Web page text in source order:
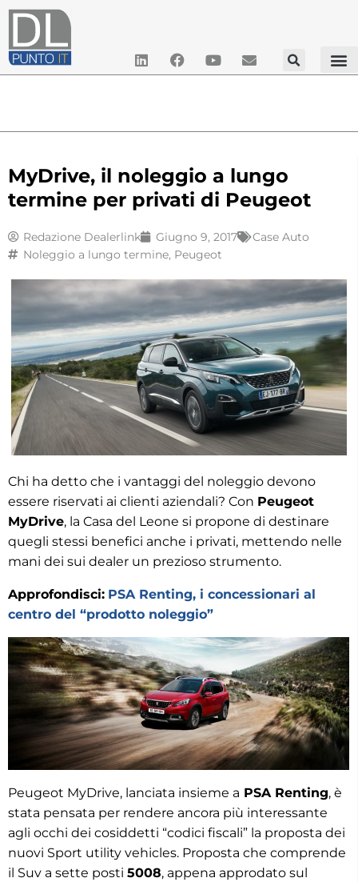
MyDrive, il noleggio a lungo
termine per privati di Peugeot
Redazione Dealerlink Giugno 9, 2017
Case Auto
Noleggio a lungo termine, Peugeot
Chi ha detto che i vantaggi del noleggio devono
essere riservati ai clienti aziendali? Con Peugeot
MyDrive, la Casa del Leone si propone di destinare
quegli stessi benefici anche i privati, mettendo nelle
mani dei sui dealer un prezioso strumento.
Approfondisci: PSA Renting, i concessionari al
centro del “prodotto noleggio”
Peugeot MyDrive, lanciata insieme a PSA Renting, è
stata pensata per rendere ancora più interessante
agli occhi dei cosiddetti “codici fiscali” la proposta dei
nuovi Sport utility vehicles. Proposta che comprende
il Suv a sette posti 5008, appena approdato sul